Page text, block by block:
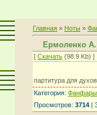
Главная » Ноты »
Ермоленко
[ Скачать (98.9 Kb) ]
партитура для
Категория: Фанфары
Просмотров: 3714 |